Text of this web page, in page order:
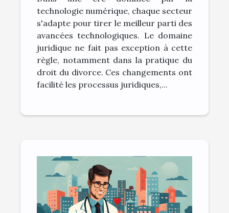
droit du divorce
technologie numérique, chaque secteur
s'adapte pour tirer le meilleur parti des
avancées technologiques. Le domaine
juridique ne fait pas exception à cette
règle, notamment dans la pratique du
droit du divorce. Ces changements ont
facilité les processus juridiques,...